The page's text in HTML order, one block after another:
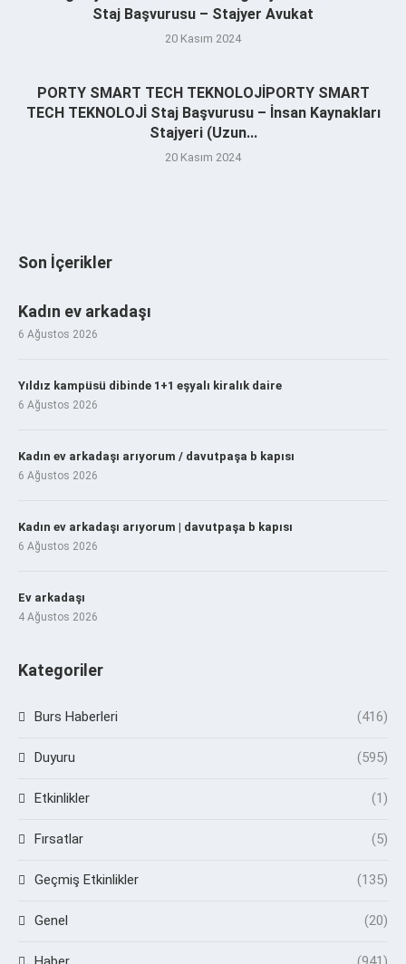
Staj Başvurusu – Stajyer Avukat
20 Kasım 2024
PORTY SMART TECH TEKNOLOJİPORTY SMART
TECH TEKNOLOJİ Staj Başvurusu – İnsan Kaynakları
Stajyeri (Uzun...
20 Kasım 2024
Son İçerikler
Kadın ev arkadaşı
6 Ağustos 2026
Yıldız kampüsü dibinde 1+1 eşyalı kiralık daire
6 Ağustos 2026
Kadın ev arkadaşı arıyorum / davutpaşa b kapısı
6 Ağustos 2026
Kadın ev arkadaşı arıyorum | davutpaşa b kapısı
6 Ağustos 2026
Ev arkadaşı
4 Ağustos 2026
Kategoriler
Burs Haberleri (416)
Duyuru (595)
Etkinlikler (1)
Fırsatlar (5)
Geçmiş Etkinlikler (135)
Genel (20)